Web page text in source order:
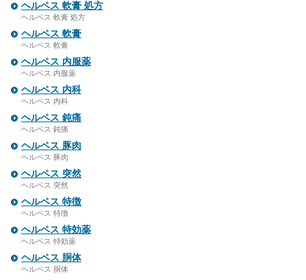
ヘルペス 軟膏 処方
ヘルペス 軟膏 処方
ヘルペス 軟膏
ヘルペス 軟膏
ヘルペス 内服薬
ヘルペス 内服薬
ヘルペス 内科
ヘルペス 内科
ヘルペス 鈍痛
ヘルペス 鈍痛
ヘルペス 豚肉
ヘルペス 豚肉
ヘルペス 突然
ヘルペス 突然
ヘルペス 特徴
ヘルペス 特徴
ヘルペス 特効薬
ヘルペス 特効薬
ヘルペス 胴体
ヘルペス 胴体